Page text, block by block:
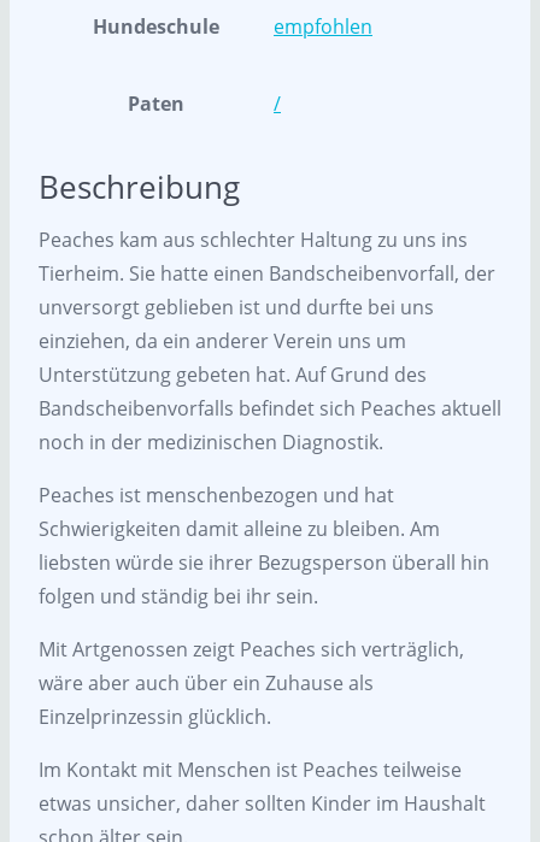
Hundeschule empfohlen
Paten /
Beschreibung
Peaches kam aus schlechter Haltung zu uns ins
Tierheim. Sie hatte einen Bandscheibenvorfall, der
unversorgt geblieben ist und durfte bei uns
einziehen, da ein anderer Verein uns um
Unterstützung gebeten hat. Auf Grund des
Bandscheibenvorfalls befindet sich Peaches aktuell
noch in der medizinischen Diagnostik.
Peaches ist menschenbezogen und hat
Schwierigkeiten damit alleine zu bleiben. Am
liebsten würde sie ihrer Bezugsperson überall hin
folgen und ständig bei ihr sein.
Mit Artgenossen zeigt Peaches sich verträglich,
wäre aber auch über ein Zuhause als
Einzelprinzessin glücklich.
Im Kontakt mit Menschen ist Peaches teilweise
etwas unsicher, daher sollten Kinder im Haushalt